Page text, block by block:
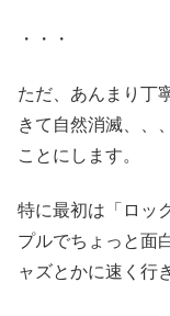
・・・
ただ、あんまり丁
きて自然消滅、、
ことにします。
特に最初は「ロッ
プルでちょっと面
ャズとかに速く行